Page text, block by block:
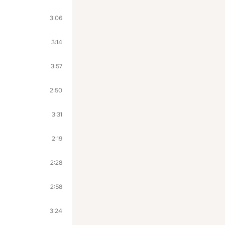
3:06
3:14
3:57
2:50
3:31
2:19
2:28
2:58
3:24